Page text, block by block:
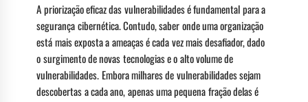
A priorização eficaz das vulnerabilidades é fundamental para a
segurança cibernética. Contudo, saber onde uma organização
está mais exposta a ameaças é cada vez mais desafiador, dado
o surgimento de novas tecnologias e o alto volume de
vulnerabilidades. Embora milhares de vulnerabilidades sejam
descobertas a cada ano, apenas uma pequena fração delas é